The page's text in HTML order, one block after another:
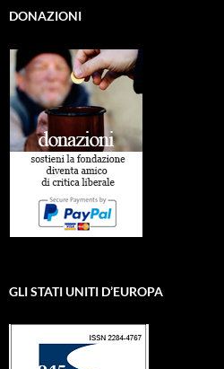
DONAZIONI
GLI STATI UNITI D’EUROPA